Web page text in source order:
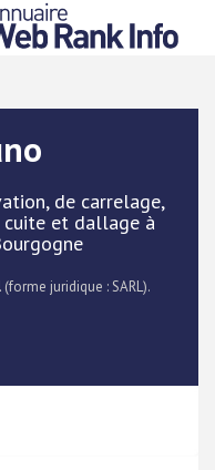
de carrelage,
cuite et dallage à
(forme juridique : SARL).